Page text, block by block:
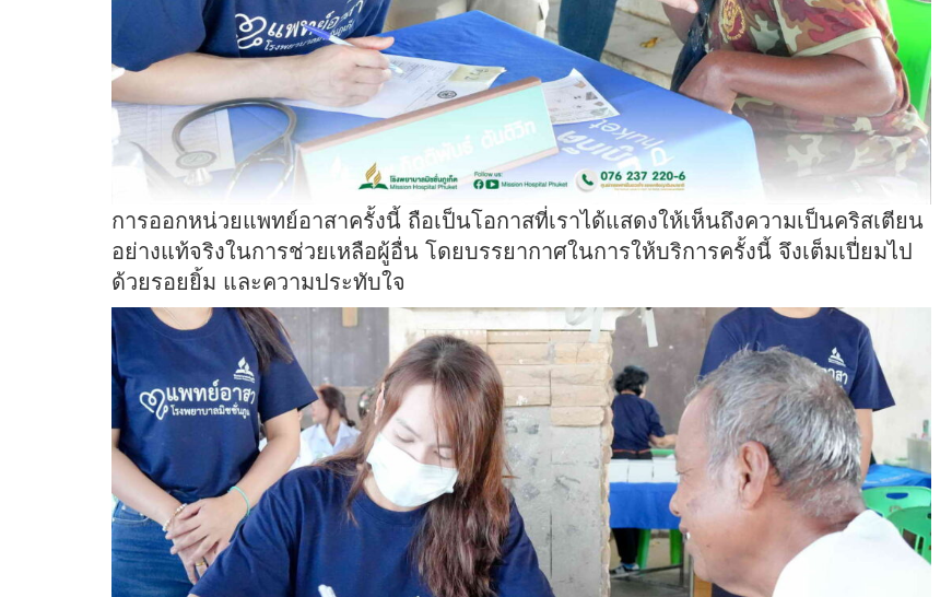
การออกหน่วยแพทย์อาสาครั้งนี้ ถือเป็นโอกาสที่เราได้แสดงให้เห็นถึงความเป็นคริสเตียน
อย่างแท้จริงในการช่วยเหลือผู้อื่น โดยบรรยากาศในการให้บริการครั้งนี้ จึงเต็มเปี่ยมไป
ด้วยรอยยิ้ม และความประทับใจ